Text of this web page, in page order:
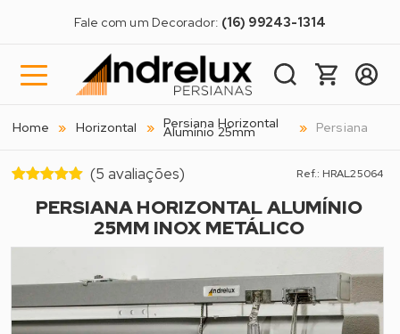
Fale com um Decorador: (16) 99243-1314
Home Horizontal Persiana Horizontal
Alumínio 25mm Persiana
(5 avaliações) Ref.: HRAL25064
PERSIANA HORIZONTAL ALUMÍNIO
25MM INOX METÁLICO